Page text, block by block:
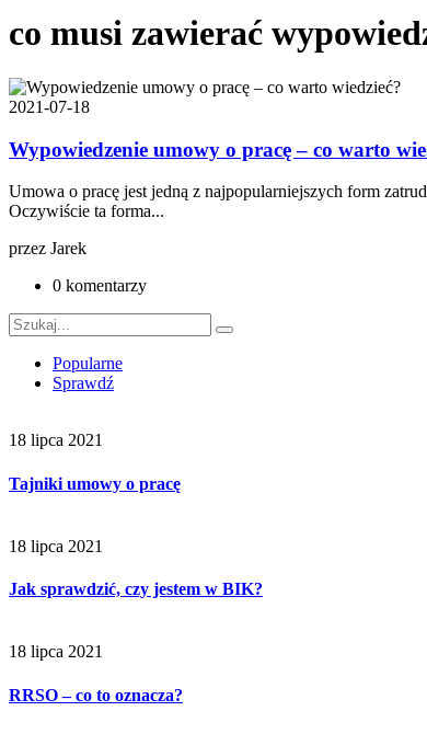
co musi zawierać
2021-07-18
Wypowiedzenie umowy o pracę – co warto
Umowa o pracę jest jedną z najpopularniejszych form
Oczywiście ta forma...
przez Jarek
0 komentarzy
Popularne
Sprawdź
18 lipca 2021
Tajniki umowy o pracę
18 lipca 2021
Jak sprawdzić, czy jestem w BIK?
18 lipca 2021
RRSO – co to oznacza?